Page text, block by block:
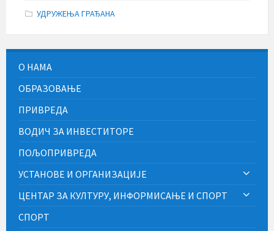
УДРУЖЕЊА ГРАЂАНА
О НАМА
ОБРАЗОВАЊЕ
ПРИВРЕДА
ВОДИЧ ЗА ИНВЕСТИТОРЕ
ПОЉОПРИВРЕДА
УСТАНОВЕ И ОРГАНИЗАЦИЈЕ
ЦЕНТАР ЗА КУЛТУРУ, ИНФОРМИСАЊЕ И СПОРТ
СПОРТ